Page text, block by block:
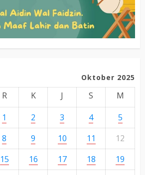
Oktober 2025
R K J S
M
1
2 3 4
5
8 9 10 11
12
15 16 17 18
19